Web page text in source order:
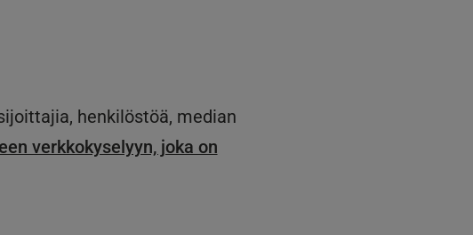
henkilöstöä, median
verkkokyselyyn, joka on